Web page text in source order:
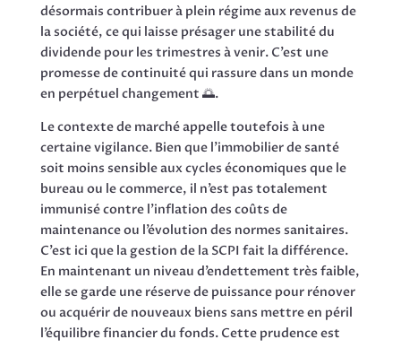
désormais contribuer à plein régime aux revenus de
la société, ce qui laisse présager une stabilité du
dividende pour les trimestres à venir. C’est une
promesse de continuité qui rassure dans un monde
en perpétuel changement 🌅.
Le contexte de marché appelle toutefois à une
certaine vigilance. Bien que l’immobilier de santé
soit moins sensible aux cycles économiques que le
bureau ou le commerce, il n’est pas totalement
immunisé contre l’inflation des coûts de
maintenance ou l’évolution des normes sanitaires.
C’est ici que la gestion de la SCPI fait la différence.
En maintenant un niveau d’endettement très faible,
elle se garde une réserve de puissance pour rénover
ou acquérir de nouveaux biens sans mettre en péril
l’équilibre financier du fonds. Cette prudence est